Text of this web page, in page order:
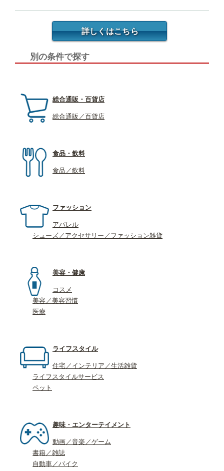
詳しくはこちら
別の条件で探す
総合通販・百貨店
総合通販／百貨店
食品・飲料
食品／飲料
ファッション
アパレル
シューズ／アクセサリー／ファッション雑貨
美容・健康
コスメ
美容／美容習慣
医療
ライフスタイル
住宅／インテリア／生活雑貨
ライフスタイルサービス
ペット
趣味・エンターテイメント
動画／音楽／ゲーム
書籍／雑誌
自動車／バイク